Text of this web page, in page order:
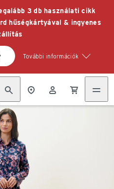
3 db használati cikk
hűségkártyával & ingyenes
További információk